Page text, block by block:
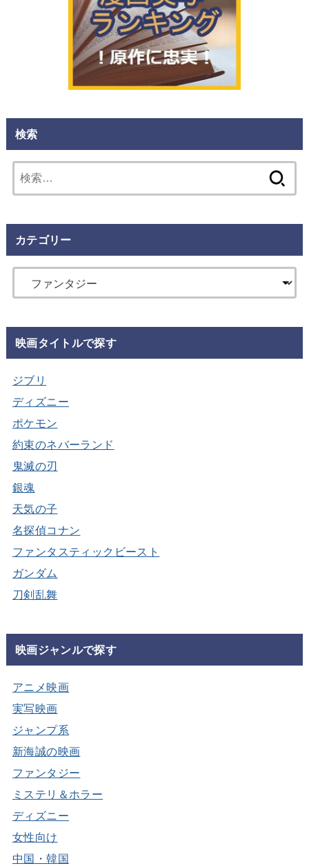
検索
索:
カテゴリー
映画タイトルで探す
ジブリ
ディズニー
ポケモン
約束のネバーランド
鬼滅の刃
銀魂
天気の子
名探偵コナン
ファンタスティックビースト
ガンダム
刀剣乱舞
映画ジャンルで探す
アニメ映画
実写映画
ジャンプ系
新海誠の映画
ファンタジー
ミステリ＆ホラー
ディズニー
女性向け
中国・韓国